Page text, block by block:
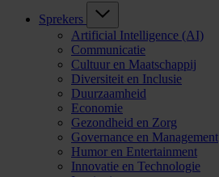
Sprekers
Artificial Intelligence (AI)
Communicatie
Cultuur en Maatschappij
Diversiteit en Inclusie
Duurzaamheid
Economie
Gezondheid en Zorg
Governance en Management
Humor en Entertainment
Innovatie en Technologie